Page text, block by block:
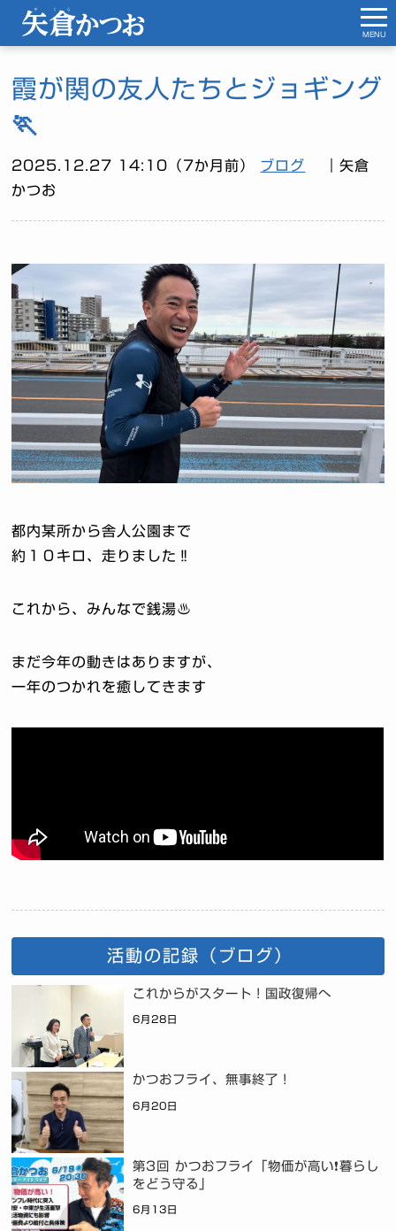
霞が関の友人たちとジョギング
🏃
2025.12.27 14:10（7か月前） ブログ
｜矢倉
かつお
都内某所から舎人公園まで
約１０キロ、走りました‼️
これから、みんなで銭湯♨️
まだ今年の動きはありますが、
一年のつかれを癒してきます
活動の記録（ブログ）
これからがスタート！国政復帰へ
6月28日
かつおフライ、無事終了！
6月20日
第3回 かつおフライ「物価が高い❗暮らし
をどう守る」
6月13日
MENU